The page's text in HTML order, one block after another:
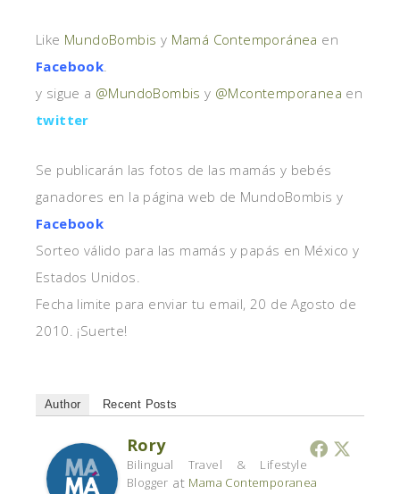
Like MundoBombis y Mamá Contemporánea en
Facebook.
y sigue a @MundoBombis y @Mcontemporanea en
twitter
Se publicarán las fotos de las mamás y bebés
ganadores en la página web de MundoBombis y
Facebook
Sorteo válido para las mamás y papás en México y
Estados Unidos.
Fecha limite para enviar tu email, 20 de Agosto de
2010. ¡Suerte!
Author Recent Posts
Rory
Bilingual Travel & Lifestyle
Blogger at Mama Contemporanea